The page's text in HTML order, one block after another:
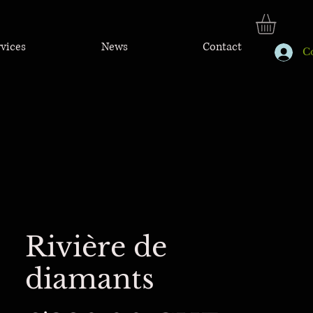
News Contact
Rivière de
diamants